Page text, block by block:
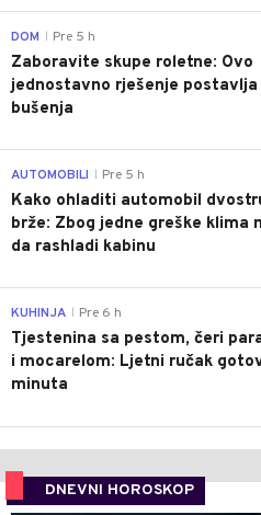
DOM Pre 5 h
Zaboravite skupe roletne: Ovo
jednostavno rješenje postavlja
bušenja
AUTOMOBILI Pre 5 h
Kako ohladiti automobil
brže: Zbog jedne greške klima
da rashladi kabinu
KUHINJA Pre 6 h
Tjestenina sa pestom, čeri
i mocarelom: Ljetni ručak
minuta
DNEVNI HOROSKOP